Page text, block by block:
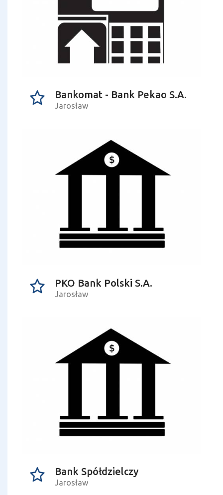
Bankomat - Bank Pekao S.A.
Jarosław
PKO Bank Polski S.A.
Jarosław
Bank Spółdzielczy
Jarosław